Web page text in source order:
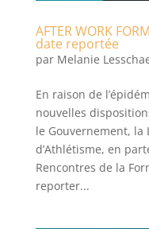
AFTER WORK
date reportée
par Melanie
En raison de
nouvelles
le Gouvernement, la
d’Athlétisme, en
Rencontres de la
reporter...